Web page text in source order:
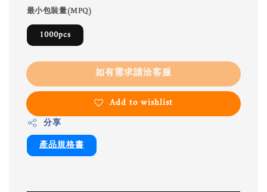
最小包裝量(MPQ)
1000pcs
如有需求請洽客服
Add to wishlist
分享
產品規格書